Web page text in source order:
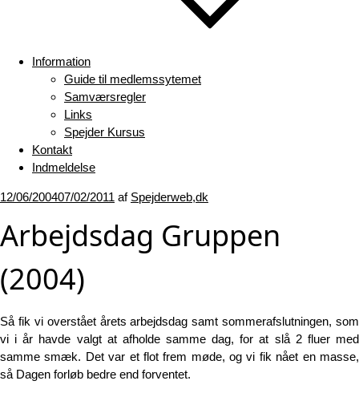
Information
Guide til medlemssytemet
Samværsregler
Links
Spejder Kursus
Kontakt
Indmeldelse
Udgivet
12/06/200407/02/2011 af Spejderweb,dk
Arbejdsdag Gruppen
(2004)
Så fik vi overstået årets arbejdsdag samt sommerafslutningen, som
vi i år havde valgt at afholde samme dag, for at slå 2 fluer med
samme smæk. Det var et flot frem møde, og vi fik nået en masse,
så Dagen forløb bedre end forventet.